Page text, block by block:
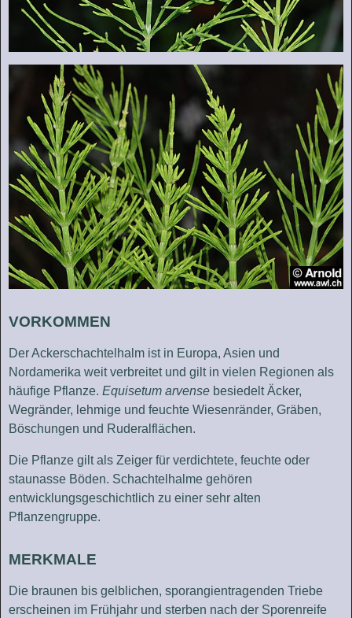
VORKOMMEN
Der Ackerschachtelhalm ist in Europa, Asien und
Nordamerika weit verbreitet und gilt in vielen Regionen als
häufige Pflanze. Equisetum arvense besiedelt Äcker,
Wegränder, lehmige und feuchte Wiesenränder, Gräben,
Böschungen und Ruderalflächen.
Die Pflanze gilt als Zeiger für verdichtete, feuchte oder
staunasse Böden. Schachtelhalme gehören
entwicklungsgeschichtlich zu einer sehr alten
Pflanzengruppe.
MERKMALE
Die braunen bis gelblichen, sporangientragenden Triebe
erscheinen im Frühjahr und sterben nach der Sporenreife